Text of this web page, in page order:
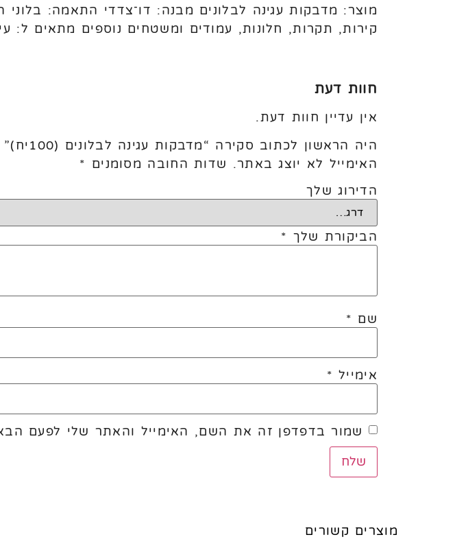
מוצר: מדבקות עגינה לבלונים מבנה: דו־צדדי התאמה: בלוני
קירות, תקרות, חלונות, עמודים ומשטחים נוספים מתאים ל:
חוות דעת
אין עדיין חוות דעת.
היה הראשון לכתוב סקירה “מדבקות עגינה לבלונים (100יח)”
האימייל לא יוצג באתר. שדות החובה מסומנים *
הדירוג שלך
הביקורת שלך *
שם *
אימייל *
שמור בדפדפן זה את השם, האימייל והאתר שלי לפעם
מוצרים קשורים